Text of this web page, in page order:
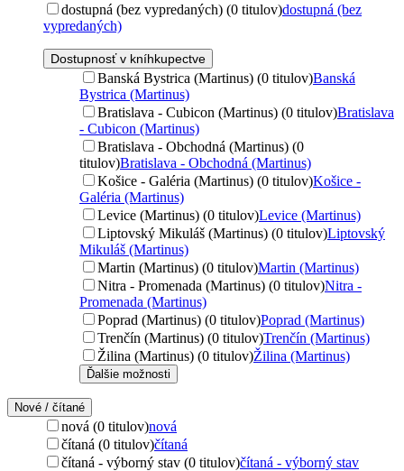
dostupná (bez vypredaných) (0 titulov)dostupná (bez
vypredaných)
Dostupnosť v kníhkupectve
Banská Bystrica (Martinus) (0 titulov)Banská
Bystrica (Martinus)
Bratislava - Cubicon (Martinus) (0 titulov)Bratislava
- Cubicon (Martinus)
Bratislava - Obchodná (Martinus) (0
titulov)Bratislava - Obchodná (Martinus)
Košice - Galéria (Martinus) (0 titulov)Košice -
Galéria (Martinus)
Levice (Martinus) (0 titulov)Levice (Martinus)
Liptovský Mikuláš (Martinus) (0 titulov)Liptovský
Mikuláš (Martinus)
Martin (Martinus) (0 titulov)Martin (Martinus)
Nitra - Promenada (Martinus) (0 titulov)Nitra -
Promenada (Martinus)
Poprad (Martinus) (0 titulov)Poprad (Martinus)
Trenčín (Martinus) (0 titulov)Trenčín (Martinus)
Žilina (Martinus) (0 titulov)Žilina (Martinus)
Ďalšie možnosti
Nové / čítané
nová (0 titulov)nová
čítaná (0 titulov)čítaná
čítaná - výborný stav (0 titulov)čítaná - výborný stav